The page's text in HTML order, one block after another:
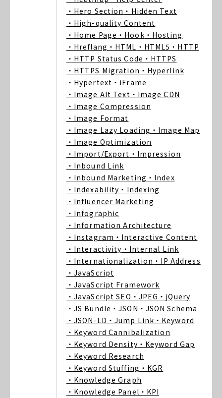
・Hero Section ・Hidden Text
・High-quality Content
・Home Page ・Hook ・Hosting
・Hreflang ・HTML ・HTML5 ・HTTP
・HTTP Status Code ・HTTPS
・HTTPS Migration ・Hyperlink
・Hypertext ・iFrame
・Image Alt Text ・Image CDN
・Image Compression
・Image Format
・Image Lazy Loading ・Image Map
・Image Optimization
・Import/Export ・Impression
・Inbound Link
・Inbound Marketing ・Index
・Indexability ・Indexing
・Influencer Marketing
・Infographic
・Information Architecture
・Instagram ・Interactive Content
・Interactivity ・Internal Link
・Internationalization ・IP Address
・JavaScript
・JavaScript Framework
・JavaScript SEO ・JPEG ・jQuery
・JS Bundle ・JSON ・JSON Schema
・JSON-LD ・Jump Link ・Keyword
・Keyword Cannibalization
・Keyword Density ・Keyword Gap
・Keyword Research
・Keyword Stuffing ・KGR
・Knowledge Graph
・Knowledge Panel ・KPI